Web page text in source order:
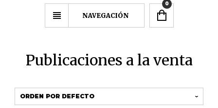
NAVEGACIÓN
0
Publicaciones a la venta